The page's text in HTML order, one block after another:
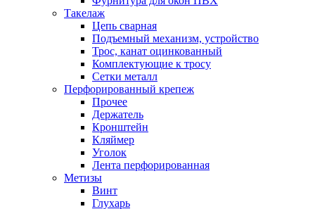
Такелаж
Цепь сварная
Подъемный механизм, устройство
Трос, канат оцинкованный
Комплектующие к тросу
Сетки металл
Перфорированный крепеж
Прочее
Держатель
Кронштейн
Кляймер
Уголок
Лента перфорированная
Метизы
Винт
Глухарь